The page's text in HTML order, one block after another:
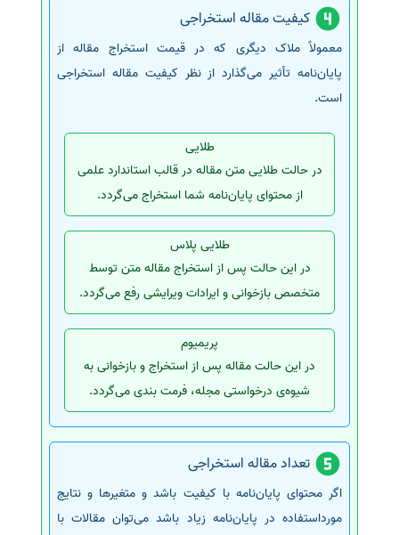
کیفیت مقاله استخراجی
معمولاً ملاک دیگری که در قیمت استخراج مقاله از
پایان‌نامه تأثیر می‌گذارد از نظر کیفیت مقاله استخراجی
است.
طلایی
در حالت طلایی متن مقاله در قالب استاندارد علمی
از محتوای پایان‌نامه شما استخراج می‌گردد.
طلایی پلاس
در این حالت پس از استخراج مقاله متن توسط
متخصص بازخوانی و ایرادات ویرایشی رفع می‌گردد.
پریمیوم
در این حالت مقاله پس از استخراج و بازخوانی به
شیوه‌ی درخواستی مجله، فرمت بندی می‌گردد.
تعداد مقاله استخراجی
اگر محتوای پایان‌نامه با کیفیت باشد و متغیرها و نتایج
مورداستفاده در پایان‌نامه زیاد باشد می‌توان مقالات با